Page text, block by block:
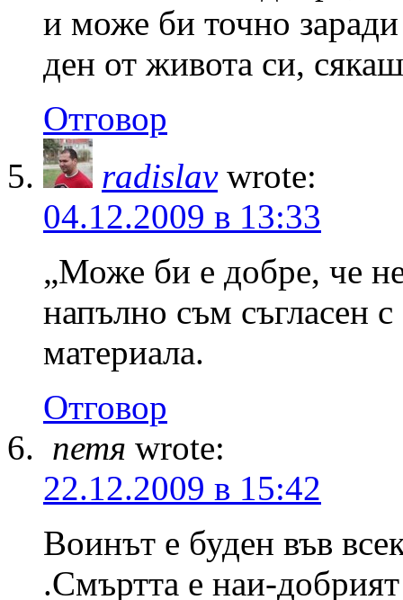
и може би точно
ден от живота си,
Отговор
radislav wrote:
04.12.2009 в 13:33
„Може би е добре, че
напълно съм съгласен
материала.
Отговор
петя wrote:
22.12.2009 в 15:42
Воинът е буден във
.Смъртта е наи-